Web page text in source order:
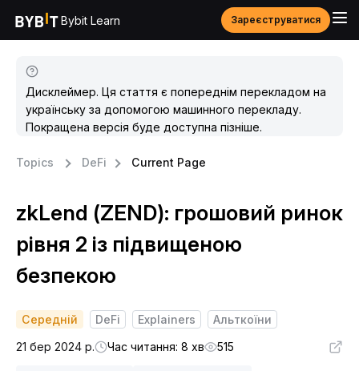
Bybit Learn Зареєструватися
Дисклеймер. Ця стаття є попереднім перекладом на
українську за допомогою машинного перекладу.
Покращена версія буде доступна пізніше.
Topics DeFi Current Page
zkLend (ZEND): грошовий ринок
рівня 2 із підвищеною
безпекою
Середній DeFi Explainers
Альткоїни
21 бер 2024 р.
Час читання: 8 хв 515